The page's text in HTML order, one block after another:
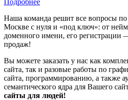
Подробнее
Наша команда решит все вопросы по
Москве с нуля и «под ключ»: от
доменного имени, его
продаж!
Вы можете заказать у нас как
сайта, так и разовые работы по
сайта, программированию, а также
семантического ядра для Вашего
сайты для людей!